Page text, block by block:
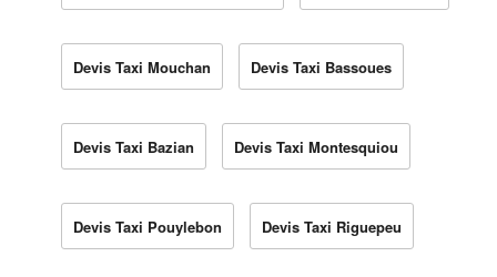
Devis Taxi Mouchan Devis Taxi Bassoues
Devis Taxi Bazian Devis Taxi Montesquiou
Devis Taxi Pouylebon Devis Taxi Riguepeu